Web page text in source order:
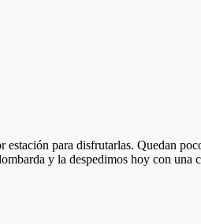
para disfrutarlas. Quedan
y la despedimos hoy con una